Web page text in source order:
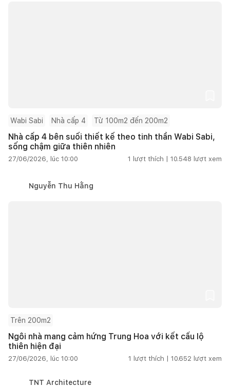
Wabi Sabi Nhà cấp 4 Từ 100m2 đến 200m2
Nhà cấp 4 bên suối thiết kế theo tinh thần Wabi Sabi,
sống chậm giữa thiên nhiên
27/06/2026, lúc 10:00 1 lượt thích | 10.548 lượt xem
Nguyễn Thu Hằng
Trên 200m2
Ngôi nhà mang cảm hứng Trung Hoa với kết cấu lộ
thiên hiện đại
27/06/2026, lúc 10:00 1 lượt thích | 10.652 lượt xem
TNT Architecture